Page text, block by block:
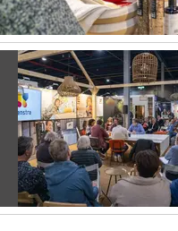
Vorige